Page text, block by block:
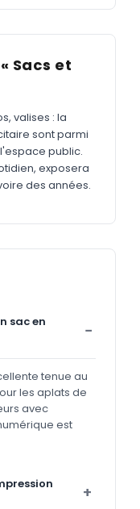
Sacs et
valises : la
sont parmi
public.
exposera
des années.
sac en
tenue au
les aplats de
avec
est